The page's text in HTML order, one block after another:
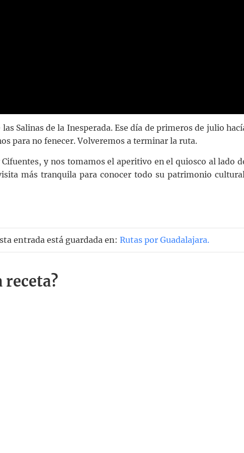
Salinas de la Inesperada. Ese día de primeros de julio
para no fenecer. Volveremos a terminar la ruta.
y nos tomamos el aperitivo en el quiosco al lado
más tranquila para conocer todo su patrimonio
entrada está guardada en: Rutas por Guadalajara.
receta?